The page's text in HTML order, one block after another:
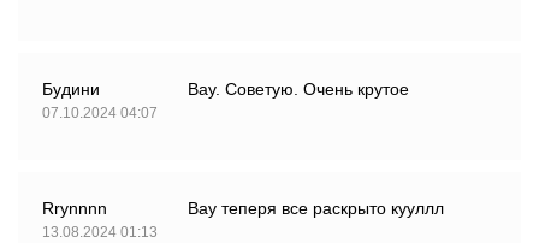
Будини
07.10.2024 04:07
Вау. Советую. Очень крутое
Rrynnnn
13.08.2024 01:13
Вау теперя все раскрыто кууллл